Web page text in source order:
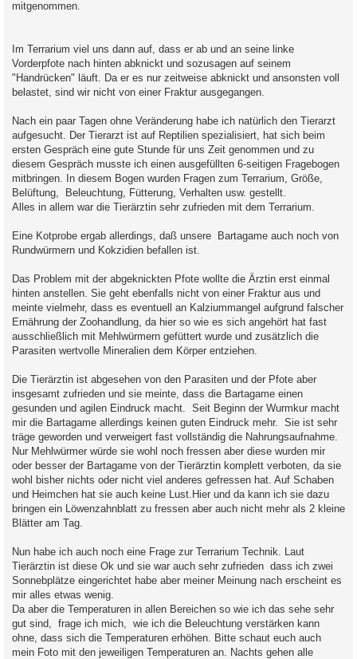
mitgenommen.
Im Terrarium viel uns dann auf, dass er ab und an seine linke
Vorderpfote nach hinten abknickt und sozusagen auf seinem
"Handrücken" läuft. Da er es nur zeitweise abknickt und ansonsten voll
belastet, sind wir nicht von einer Fraktur ausgegangen.
Nach ein paar Tagen ohne Veränderung habe ich natürlich den Tierarzt
aufgesucht. Der Tierarzt ist auf Reptilien spezialisiert, hat sich beim
ersten Gespräch eine gute Stunde für uns Zeit genommen und zu
diesem Gespräch musste ich einen ausgefüllten 6-seitigen Fragebogen
mitbringen. In diesem Bogen wurden Fragen zum Terrarium, Größe,
Belüftung, Beleuchtung, Fütterung, Verhalten usw. gestellt.
Alles in allem war die Tierärztin sehr zufrieden mit dem Terrarium.
Eine Kotprobe ergab allerdings, daß unsere Bartagame auch noch von
Rundwürmern und Kokzidien befallen ist.
Das Problem mit der abgeknickten Pfote wollte die Ärztin erst einmal
hinten anstellen. Sie geht ebenfalls nicht von einer Fraktur aus und
meinte vielmehr, dass es eventuell an Kalziummangel aufgrund falscher
Ernährung der Zoohandlung, da hier so wie es sich angehört hat fast
ausschließlich mit Mehlwürmern gefüttert wurde und zusätzlich die
Parasiten wertvolle Mineralien dem Körper entziehen.
Die Tierärztin ist abgesehen von den Parasiten und der Pfote aber
insgesamt zufrieden und sie meinte, dass die Bartagame einen
gesunden und agilen Eindruck macht. Seit Beginn der Wurmkur macht
mir die Bartagame allerdings keinen guten Eindruck mehr. Sie ist sehr
träge geworden und verweigert fast vollständig die Nahrungsaufnahme.
Nur Mehlwürmer würde sie wohl noch fressen aber diese wurden mir
oder besser der Bartagame von der Tierärztin komplett verboten, da sie
wohl bisher nichts oder nicht viel anderes gefressen hat. Auf Schaben
und Heimchen hat sie auch keine Lust.Hier und da kann ich sie dazu
bringen ein Löwenzahnblatt zu fressen aber auch nicht mehr als 2 kleine
Blätter am Tag.
Nun habe ich auch noch eine Frage zur Terrarium Technik. Laut
Tierärztin ist diese Ok und sie war auch sehr zufrieden dass ich zwei
Sonnebplätze eingerichtet habe aber meiner Meinung nach erscheint es
mir alles etwas wenig.
Da aber die Temperaturen in allen Bereichen so wie ich das sehe sehr
gut sind, frage ich mich, wie ich die Beleuchtung verstärken kann
ohne, dass sich die Temperaturen erhöhen. Bitte schaut euch auch
mein Foto mit den jeweiligen Temperaturen an. Nachts gehen alle